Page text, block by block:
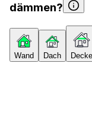
dämmen?
Wand Dach Decke